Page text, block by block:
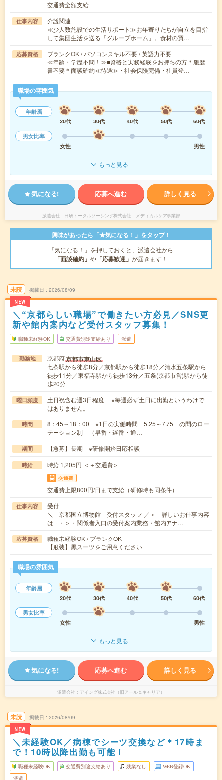
交通費全額支給
仕事内容
介護関連
≪少人数施設での生活サポート≫お年寄りたちが自立を目指
して集団生活を送る「グループホーム」。食材の買…
応募資格
ブランクOK / パソコンスキル不要 / 英語力不要
≪年齢・学歴不問！≫■資格と実務経験をお持ちの方＊履歴
書不要＊面談確約≪待遇≫・社会保険完備・社員登…
職場の雰囲気
年齢層
20代
30代 40代 50代
60代
男女比率
女性
男性
もっと見る
気になる! 応募へ進む 詳しく見る
派遣会社 日研トータルソーシング株式会社 メディカルケア事業部
興味があったら「★気になる！」をタップ！
「気になる！」を押しておくと、派遣会社から
「面談確約」 や 「応募歓迎」 が届きます！
未読
NEW
掲載日 2026/08/09
＼“京都らしい職場”で働きたい方必見／SNS更
新や館内案内など受付スタッフ募集！
職種未経験OK 交通費別途支給あり 派遣
勤務地 京都府京都市東山区
七条駅から徒歩8分／京都駅から徒歩18分／清水五条駅から
徒歩11分／東福寺駅から徒歩13分／五条(京都市営)駅から徒
歩20分
曜日頻度
土日祝含む週3日程度 ※毎週必ず土日に出勤というわけで
はありません。
時間
8：45～18：00 ※1日の実働時間 5.25～7.75 の間のロー
テーション制 （早番・遅番・通…
期間 【急募】長期 ※研修開始日応相談
時給 時給 1,205円 ＜＋交通費＞
交通費
交通費上限800円/日まで支給（研修時も同条件）
仕事内容
受付
＼ 京都国立博物館 受付スタッフ ／＜ 詳しいお仕事内容
は・・＞・関係者入口の受付案内業務・館内アナ…
応募資格
職種未経験OK / ブランクOK
【服装】黒スーツをご用意ください
職場の雰囲気
年齢層
20代
30代 40代 50代
60代
男女比率
女性
男性
もっと見る
気になる! 応募へ進む 詳しく見る
派遣会社 アイング株式会社（旧アール＆キャリア）
未読
NEW
掲載日 2026/08/09
＼未経験OK／病棟でシーツ交換など＊17時ま
で！10時以降出勤も可能！
職種未経験OK 交通費別途支給あり 残業なし WEB登録OK
派遣